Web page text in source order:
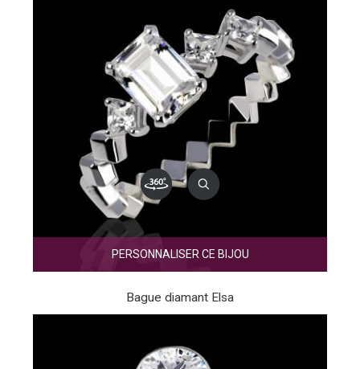
PERSONNALISER CE BIJOU
Bague diamant Elsa